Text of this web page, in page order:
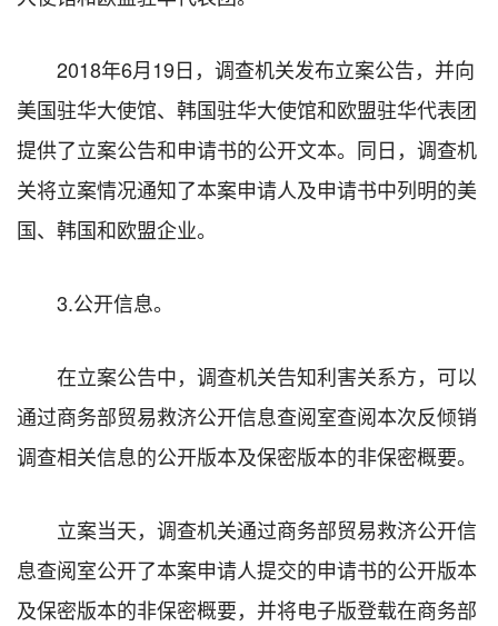
2018年6月19日，调查机关发布立案公告，并向
美国驻华大使馆、韩国驻华大使馆和欧盟驻华代表团
提供了立案公告和申请书的公开文本。同日，调查机
关将立案情况通知了本案申请人及申请书中列明的美
国、韩国和欧盟企业。
3.公开信息。
在立案公告中，调查机关告知利害关系方，可以
通过商务部贸易救济公开信息查阅室查阅本次反倾销
调查相关信息的公开版本及保密版本的非保密概要。
立案当天，调查机关通过商务部贸易救济公开信
息查阅室公开了本案申请人提交的申请书的公开版本
及保密版本的非保密概要，并将电子版登载在商务部